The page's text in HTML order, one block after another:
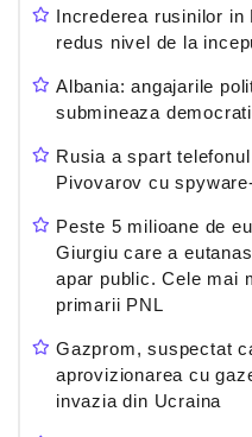
Increderea rusinilor
redus nivel de la
Albania: angajarile
submineaza
Rusia a spart
Pivovarov cu
Peste 5 milioane de
Giurgiu care a
apar public. Cele mai
primarii PNL
Gazprom, suspectat
aprovizionarea cu
invazia din Ucraina